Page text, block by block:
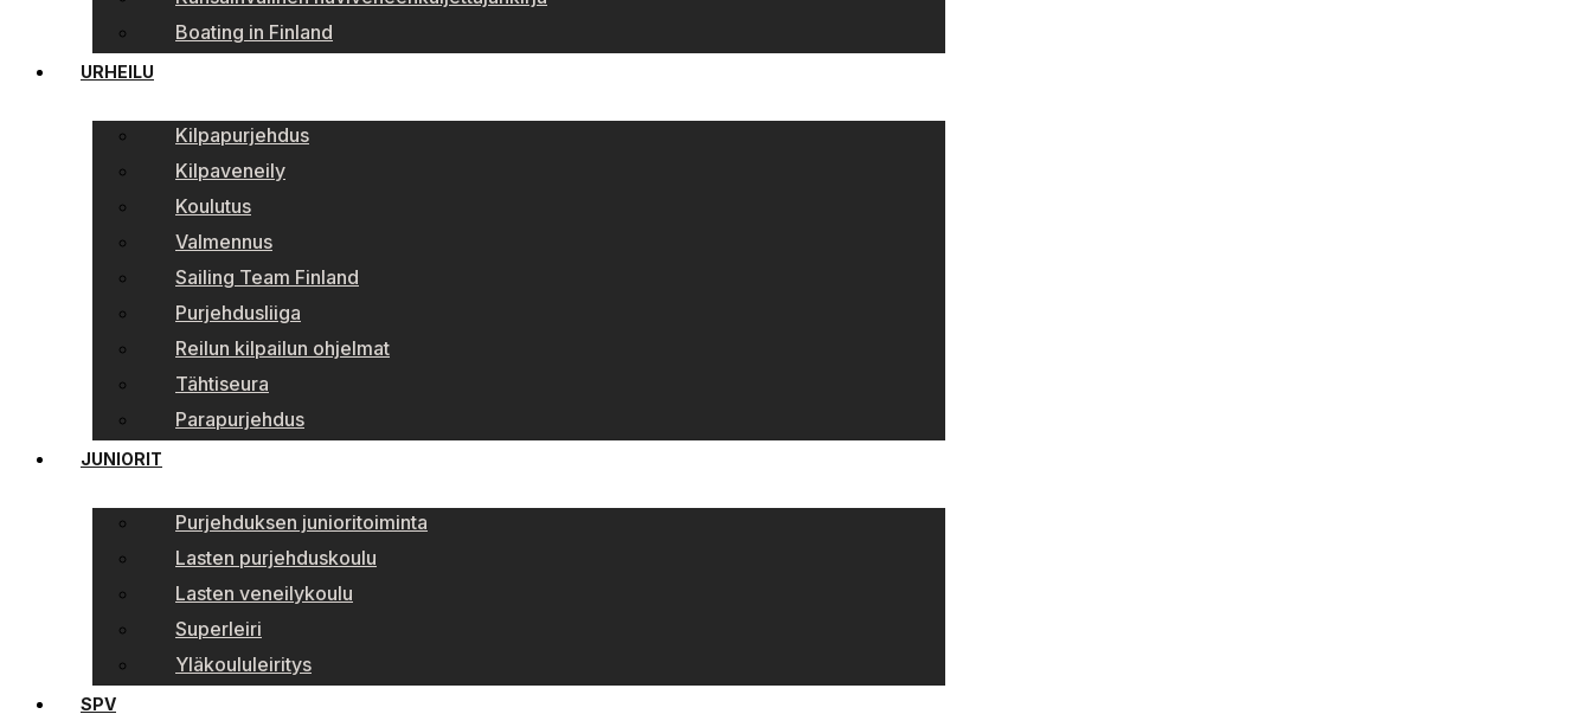
Boating in Finland
URHEILU
Kilpapurjehdus
Kilpaveneily
Koulutus
Valmennus
Sailing Team Finland
Purjehdusliiga
Reilun kilpailun ohjelmat
Tähtiseura
Parapurjehdus
JUNIORIT
Purjehduksen junioritoiminta
Lasten purjehduskoulu
Lasten veneilykoulu
Superleiri
Yläkoululeiritys
SPV